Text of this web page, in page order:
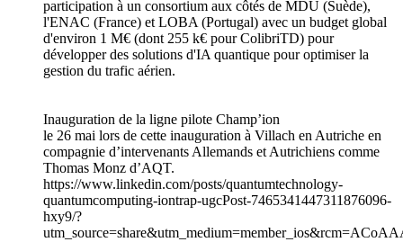
participation à un consortium aux côtés de MDU (Suède),
l'ENAC (France) et LOBA (Portugal) avec un budget global
d'environ 1 M€ (dont 255 k€ pour ColibriTD) pour
développer des solutions d'IA quantique pour optimiser la
gestion du trafic aérien.
Inauguration de la ligne pilote Champ’ion
le 26 mai lors de cette inauguration à Villach en Autriche en
compagnie d’intervenants Allemands et Autrichiens comme
Thomas Monz d’AQT.
https://www.linkedin.com/posts/quantumtechnology-
quantumcomputing-iontrap-ugcPost-7465341447311876096-
hxy9/?